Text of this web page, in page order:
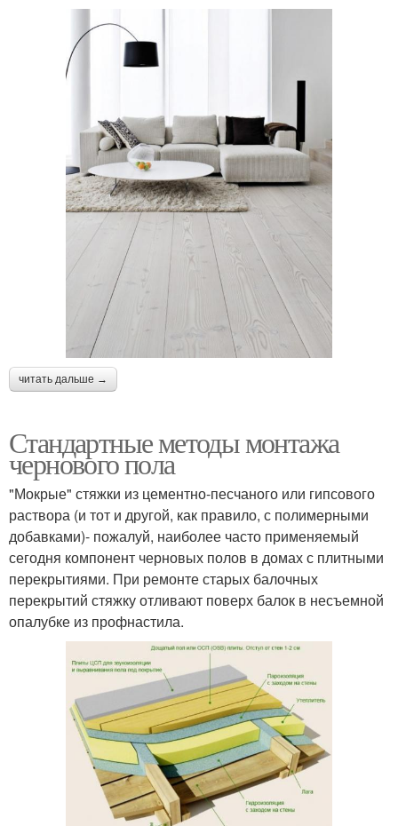
читать дальше →
Стандартные методы монтажа
чернового пола
"Мокрые" стяжки из цементно-песчаного или гипсового
раствора (и тот и другой, как правило, с полимерными
добавками)- пожалуй, наиболее часто применяемый
сегодня компонент черновых полов в домах с плитными
перекрытиями. При ремонте старых балочных
перекрытий стяжку отливают поверх балок в несъемной
опалубке из профнастила.